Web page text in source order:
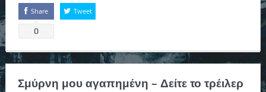
Share
0
Tweet
Σμύρνη μου αγαπημένη – Δείτε το τρέιλερ